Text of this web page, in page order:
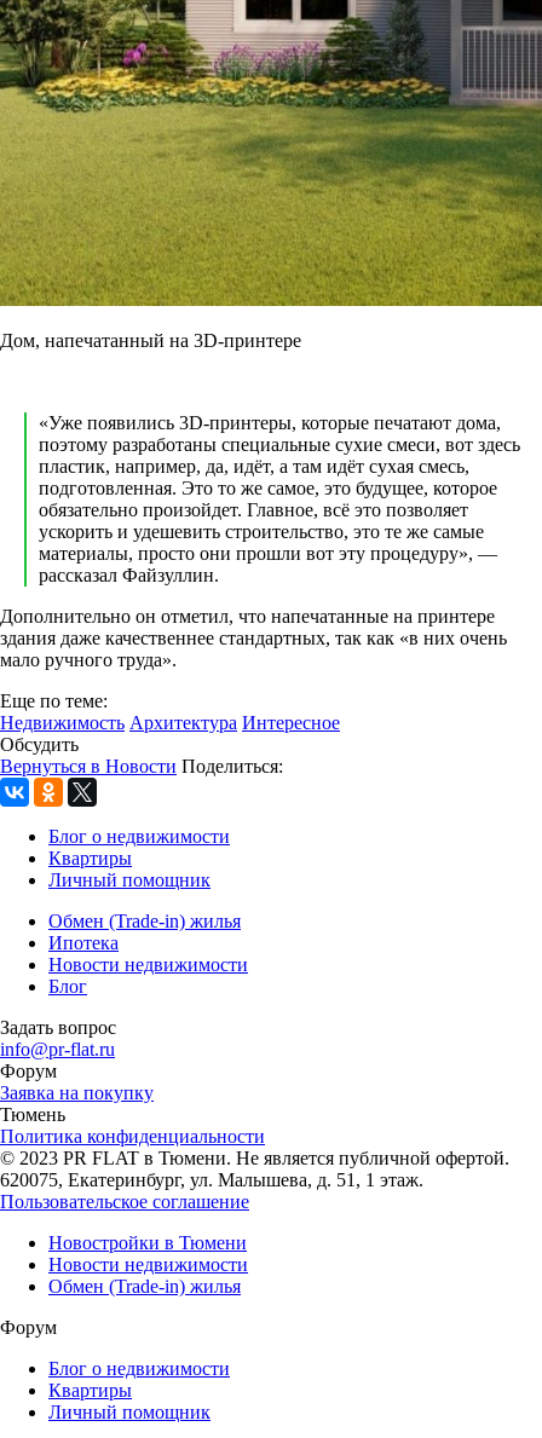
Дом, напечатанный на 3D-принтере
«Уже появились 3D-принтеры, которые печатают дома,
поэтому разработаны специальные сухие смеси, вот здесь
пластик, например, да, идёт, а там идёт сухая смесь,
подготовленная. Это то же самое, это будущее, которое
обязательно произойдет. Главное, всё это позволяет
ускорить и удешевить строительство, это те же самые
материалы, просто они прошли вот эту процедуру», —
рассказал Файзуллин.
Дополнительно он отметил, что напечатанные на принтере
здания даже качественнее стандартных, так как «в них очень
мало ручного труда».
Еще по теме:
Недвижимость Архитектура Интересное
Обсудить
Вернуться в Новости Поделиться:
Блог о недвижимости
Квартиры
Личный помощник
Обмен (Trade-in) жилья
Ипотека
Новости недвижимости
Блог
Задать вопрос
info@pr-flat.ru
Форум
Заявка на покупку
Тюмень
Политика конфиденциальности
© 2023 PR FLAT в Тюмени. Не является публичной офертой.
620075, Екатеринбург, ул. Малышева, д. 51, 1 этаж.
Пользовательское соглашение
Новостройки в Тюмени
Новости недвижимости
Обмен (Trade-in) жилья
Форум
Блог о недвижимости
Квартиры
Личный помощник